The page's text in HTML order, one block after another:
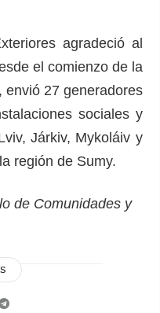
agradeció al
el comienzo de la
envió 27 generadores
sociales y
Járkiv, Mykoláiv y
región de Sumy.
de Comunidades y